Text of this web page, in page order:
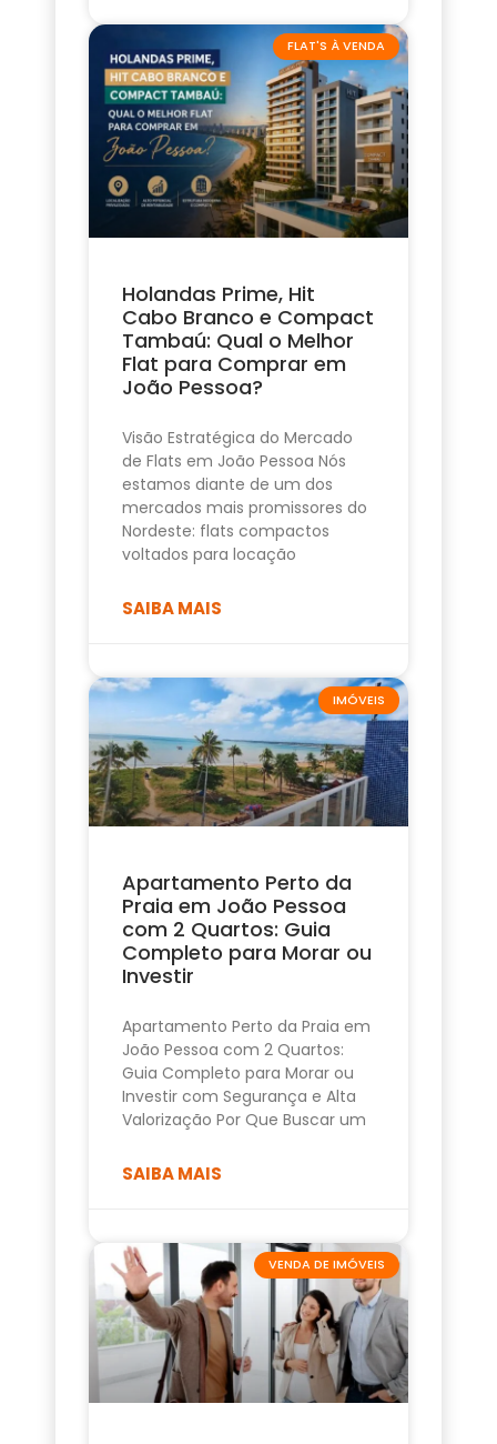
FLAT'S À VENDA
Holandas Prime, Hit
Cabo Branco e Compact
Tambaú: Qual o Melhor
Flat para Comprar em
João Pessoa?
Visão Estratégica do Mercado
de Flats em João Pessoa Nós
estamos diante de um dos
mercados mais promissores do
Nordeste: flats compactos
voltados para locação
SAIBA MAIS
IMÓVEIS
Apartamento Perto da
Praia em João Pessoa
com 2 Quartos: Guia
Completo para Morar ou
Investir
Apartamento Perto da Praia em
João Pessoa com 2 Quartos:
Guia Completo para Morar ou
Investir com Segurança e Alta
Valorização Por Que Buscar um
SAIBA MAIS
VENDA DE IMÓVEIS